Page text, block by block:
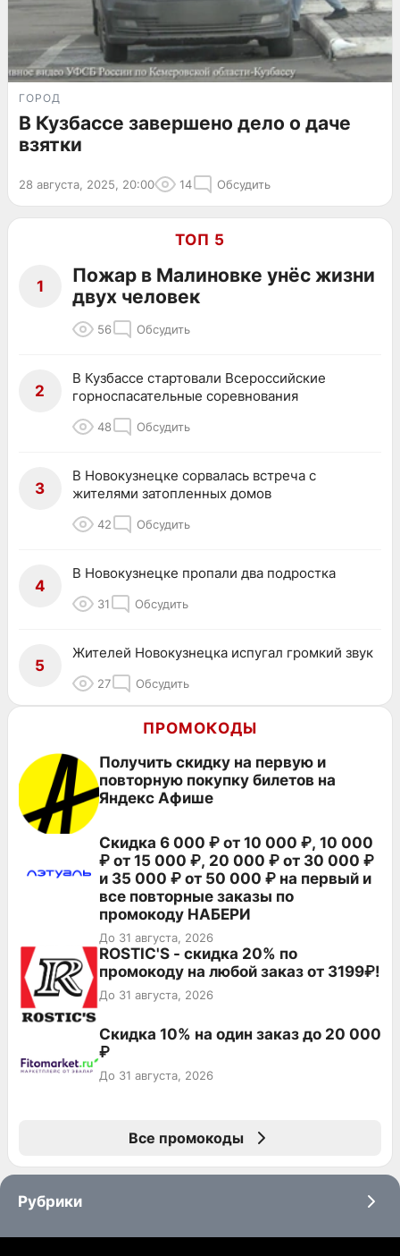
ГОРОД
В Кузбассе завершено дело о даче
взятки
28 августа, 2025, 20:00 14 Обсудить
ТОП 5
1
Пожар в Малиновке унёс жизни
двух человек
56 Обсудить
2
В Кузбассе стартовали Всероссийские
горноспасательные соревнования
48 Обсудить
3
В Новокузнецке сорвалась встреча с
жителями затопленных домов
42 Обсудить
4
В Новокузнецке пропали два подростка
31 Обсудить
5
Жителей Новокузнецка испугал громкий звук
27 Обсудить
ПРОМОКОДЫ
Получить скидку на первую и
повторную покупку билетов на
Яндекс Афише
Скидка 6 000 ₽ от 10 000 ₽, 10 000
₽ от 15 000 ₽, 20 000 ₽ от 30 000 ₽
и 35 000 ₽ от 50 000 ₽ на первый и
все повторные заказы по
промокоду НАБЕРИ
До 31 августа, 2026
ROSTIC'S - скидка 20% по
промокоду на любой заказ от 3199₽!
До 31 августа, 2026
Скидка 10% на один заказ до 20 000
₽
До 31 августа, 2026
Все промокоды
Рубрики